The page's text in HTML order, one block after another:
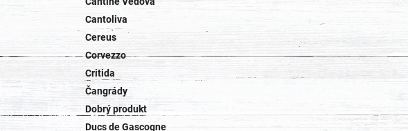
Cantoliva
Cereus
Corvezzo
Critida
Čangrády
Dobrý produkt
Ducs de Gascogne